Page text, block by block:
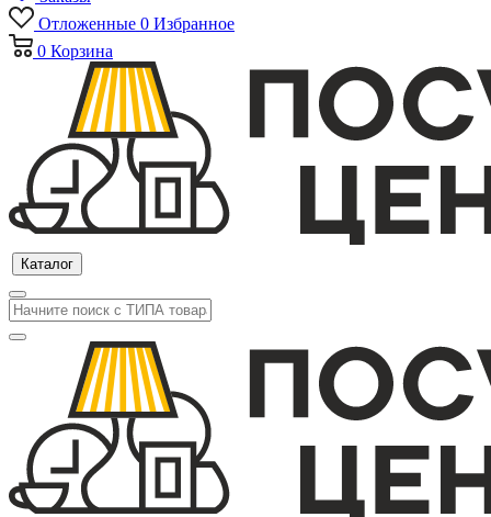
Отложенные 0 Избранное
0 Корзина
Каталог